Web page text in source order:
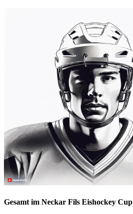
Gesamt im Neckar Fils Eishockey Cup